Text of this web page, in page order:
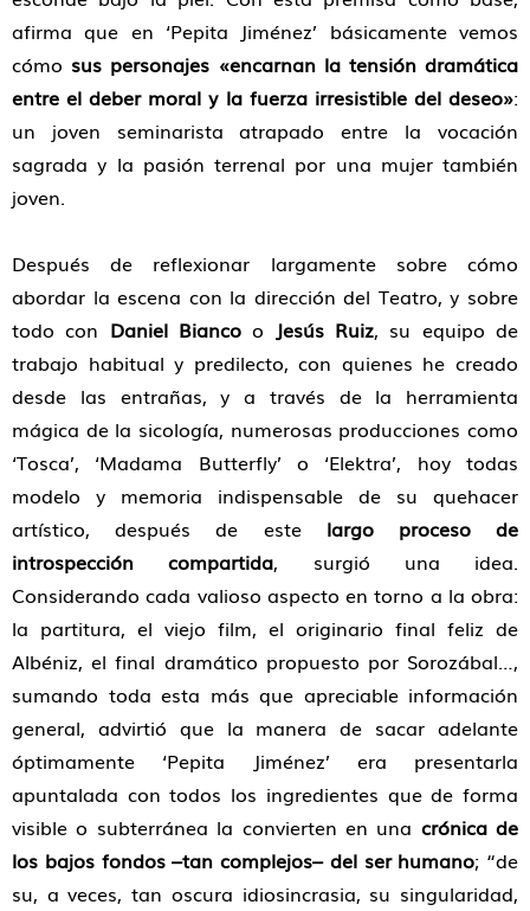
afirma que en ‘Pepita Jiménez’ básicamente vemos
cómo sus personajes «encarnan la tensión dramática
entre el deber moral y la fuerza irresistible del deseo»:
un joven seminarista atrapado entre la vocación
sagrada y la pasión terrenal por una mujer también
joven.
Después de reflexionar largamente sobre cómo
abordar la escena con la dirección del Teatro, y sobre
todo con Daniel Bianco o Jesús Ruiz, su equipo de
trabajo habitual y predilecto, con quienes he creado
desde las entrañas, y a través de la herramienta
mágica de la sicología, numerosas producciones como
‘Tosca’, ‘Madama Butterfly’ o ‘Elektra’, hoy todas
modelo y memoria indispensable de su quehacer
artístico, después de este largo proceso de
introspección compartida, surgió una idea.
Considerando cada valioso aspecto en torno a la obra:
la partitura, el viejo film, el originario final feliz de
Albéniz, el final dramático propuesto por Sorozábal…,
sumando toda esta más que apreciable información
general, advirtió que la manera de sacar adelante
óptimamente ‘Pepita Jiménez’ era presentarla
apuntalada con todos los ingredientes que de forma
visible o subterránea la convierten en una crónica de
los bajos fondos –tan complejos– del ser humano; “de
su, a veces, tan oscura idiosincrasia, su singularidad,